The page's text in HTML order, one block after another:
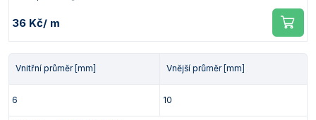
36 Kč/ m
Vnitřní průměr [mm] Vnější průměr [mm]
6 10
Zkumavky
Zkumavky a stojany
Vlastnosti plastů
měření prostředí (klimatu)
Titrátory